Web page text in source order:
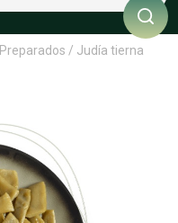
Preparados / Judía tierna